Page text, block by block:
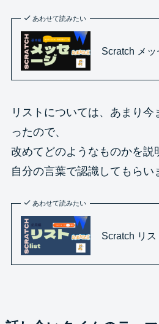
あわせて読みたい
Scratch メ
リストについては、あまり
ったので、
改めてどのようなものかを説
自分の言葉で認識してもらい
あわせて読みたい
Scratch リ